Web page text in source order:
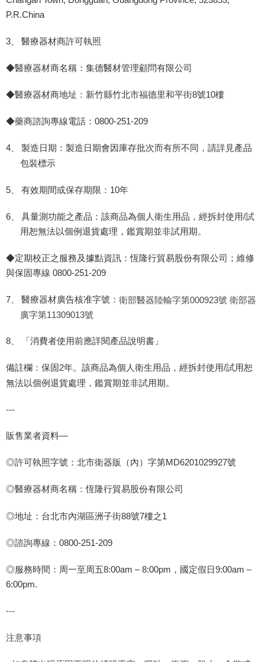
P.R.China
3、 醫療器材商許可執照
◆醫療器材商名稱：集德醫材管理顧問有限公司
◆醫療器材商地址：新竹縣竹北市福德里和平街8號10樓
◆藥商諮詢專線電話： 0800-251-209
4、
製造日期：製造日期會因庫存批次而有所不同，請詳見產品
包裝標示
5、 有效期間或保存期限： 10年
6、 具量測功能之產品：該商品為個人衛生用品，經拆封使用/試
用恕無法以個例退貨處理，鑑賞期並非試用期。
◆定期校正之服務及據點資訊：恆隆行貿易股份有限公司；維修
與保固專線 0800-251-209
7、 醫療器材廣告核准字號： 衛部醫器陸輸字第000923號 衛部器
廣字第11309013號
8、 「消費者使用前應詳閱產品說明書」
備註欄：保固2年。該商品為個人衛生用品，經拆封使用/試用恕
無法以個例退貨處理，鑑賞期並非試用期。
---
販售業者資料―
◎許可執照字號：北市衛器販（內）字第MD6201029927號
◎醫療器材商名稱：恆隆行貿易股份有限公司
◎地址：台北市內湖區洲子街88號7樓之1
◎諮詢專線： 0800-251-209
◎服務時間：周一至周五8:00am –8:00pm ，國定假日9:00am –
6:00pm.
---
注意事項